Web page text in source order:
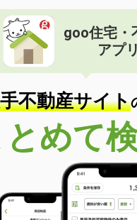
goo住宅・
アプリ
不動産サイト
とめて